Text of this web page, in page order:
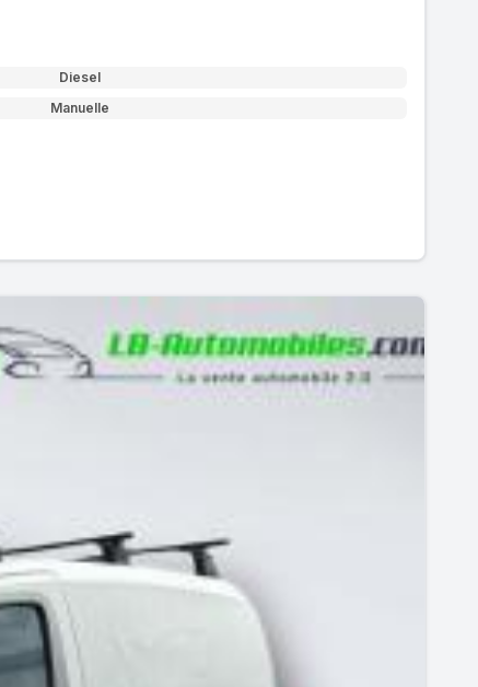
Diesel
Manuelle